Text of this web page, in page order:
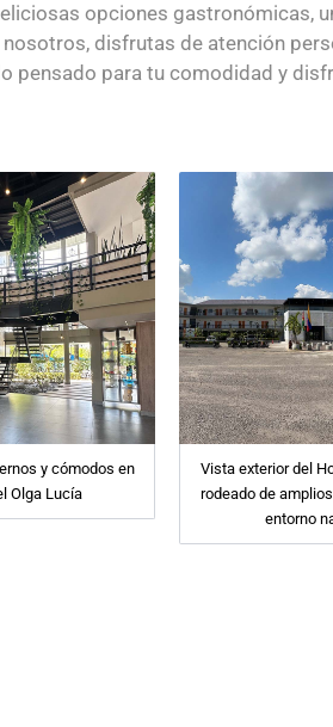
opciones gastronómicas,
disfrutas de atención
pensado para tu comodidad y
y cómodos en
Olga Lucía
Vista exterior del
rodeado de
entorno